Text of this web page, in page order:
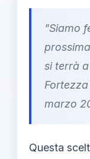
"Siamo
si terrà
Fortezza
marzo
Questa